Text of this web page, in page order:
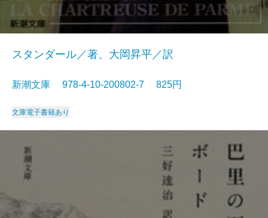
スタンダール／著、大岡昇平／訳
新潮文庫 978-4-10-200802-7 825円
文庫電子書籍あり